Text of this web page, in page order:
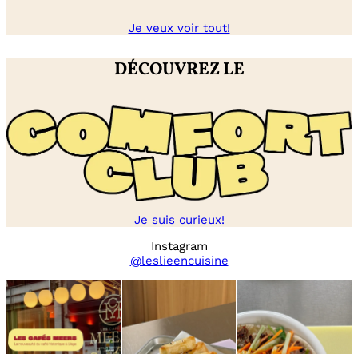
Je veux voir tout!
DÉCOUVREZ LE
Je suis curieux!
Instagram
@leslieencuisine